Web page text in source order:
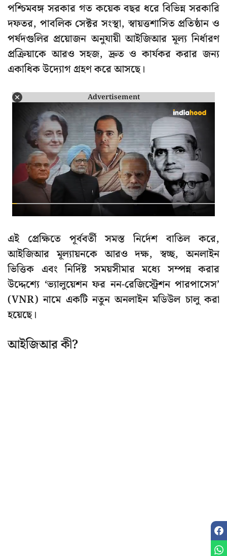
পশ্চিমবঙ্গ সরকার গত কয়েক বছর ধরে বিভিন্ন সরকারি
দফতর, পাবলিক সেক্টর সংস্থা, স্বায়ত্তশাসিত প্রতিষ্ঠান ও
পর্ষদগুলির প্রয়োজন অনুযায়ী আইজিআর মূল্য নির্ধারণ
প্রক্রিয়াকে আরও সহজ, দ্রুত ও কার্যকর করার জন্য
একাধিক উদ্যোগ গ্রহণ করে আসছে।
Advertisement
এই প্রেক্ষিতে পূর্ববর্তী সমস্ত নির্দেশ বাতিল করে,
আইজিআর মূল্যায়নকে আরও দক্ষ, স্বচ্ছ, অনলাইন
ভিত্তিক এবং নির্দিষ্ট সময়সীমার মধ্যে সম্পন্ন করার
উদ্দেশ্যে ‘ভ্যালুয়েশন ফর নন-রেজিস্ট্রেশন পারপাসেস’
(VNR) নামে একটি নতুন অনলাইন মডিউল চালু করা
হয়েছে।
আইজিআর কী?